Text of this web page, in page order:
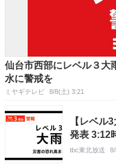
仙台市西部にレベル３
水に警戒を
ミヤギテレビ 8/8(土) 3:21
【レベル
発表 3:12
tbc東北放送